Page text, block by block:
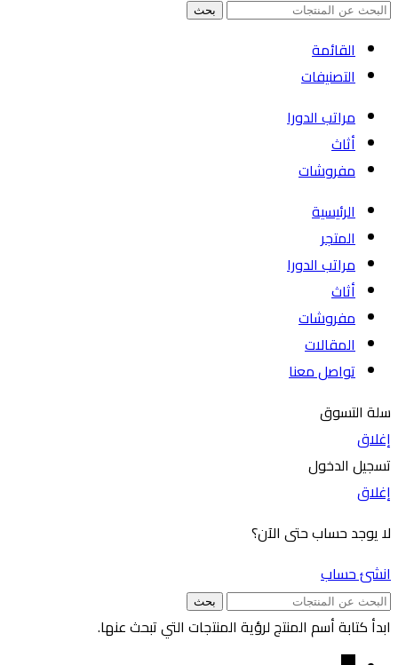
بحث
القائمة
التصنيفات
مراتب الدورا
أثاث
مفروشات
الرئيسية
المتجر
مراتب الدورا
أثاث
مفروشات
المقالات
تواصل معنا
سلة التسوق
إغلاق
تسجيل الدخول
إغلاق
لا يوجد حساب حتى الآن؟
انشئ حساب
بحث
ابدأ كتابة أسم المنتج لرؤية المنتجات التي تبحث عنها.